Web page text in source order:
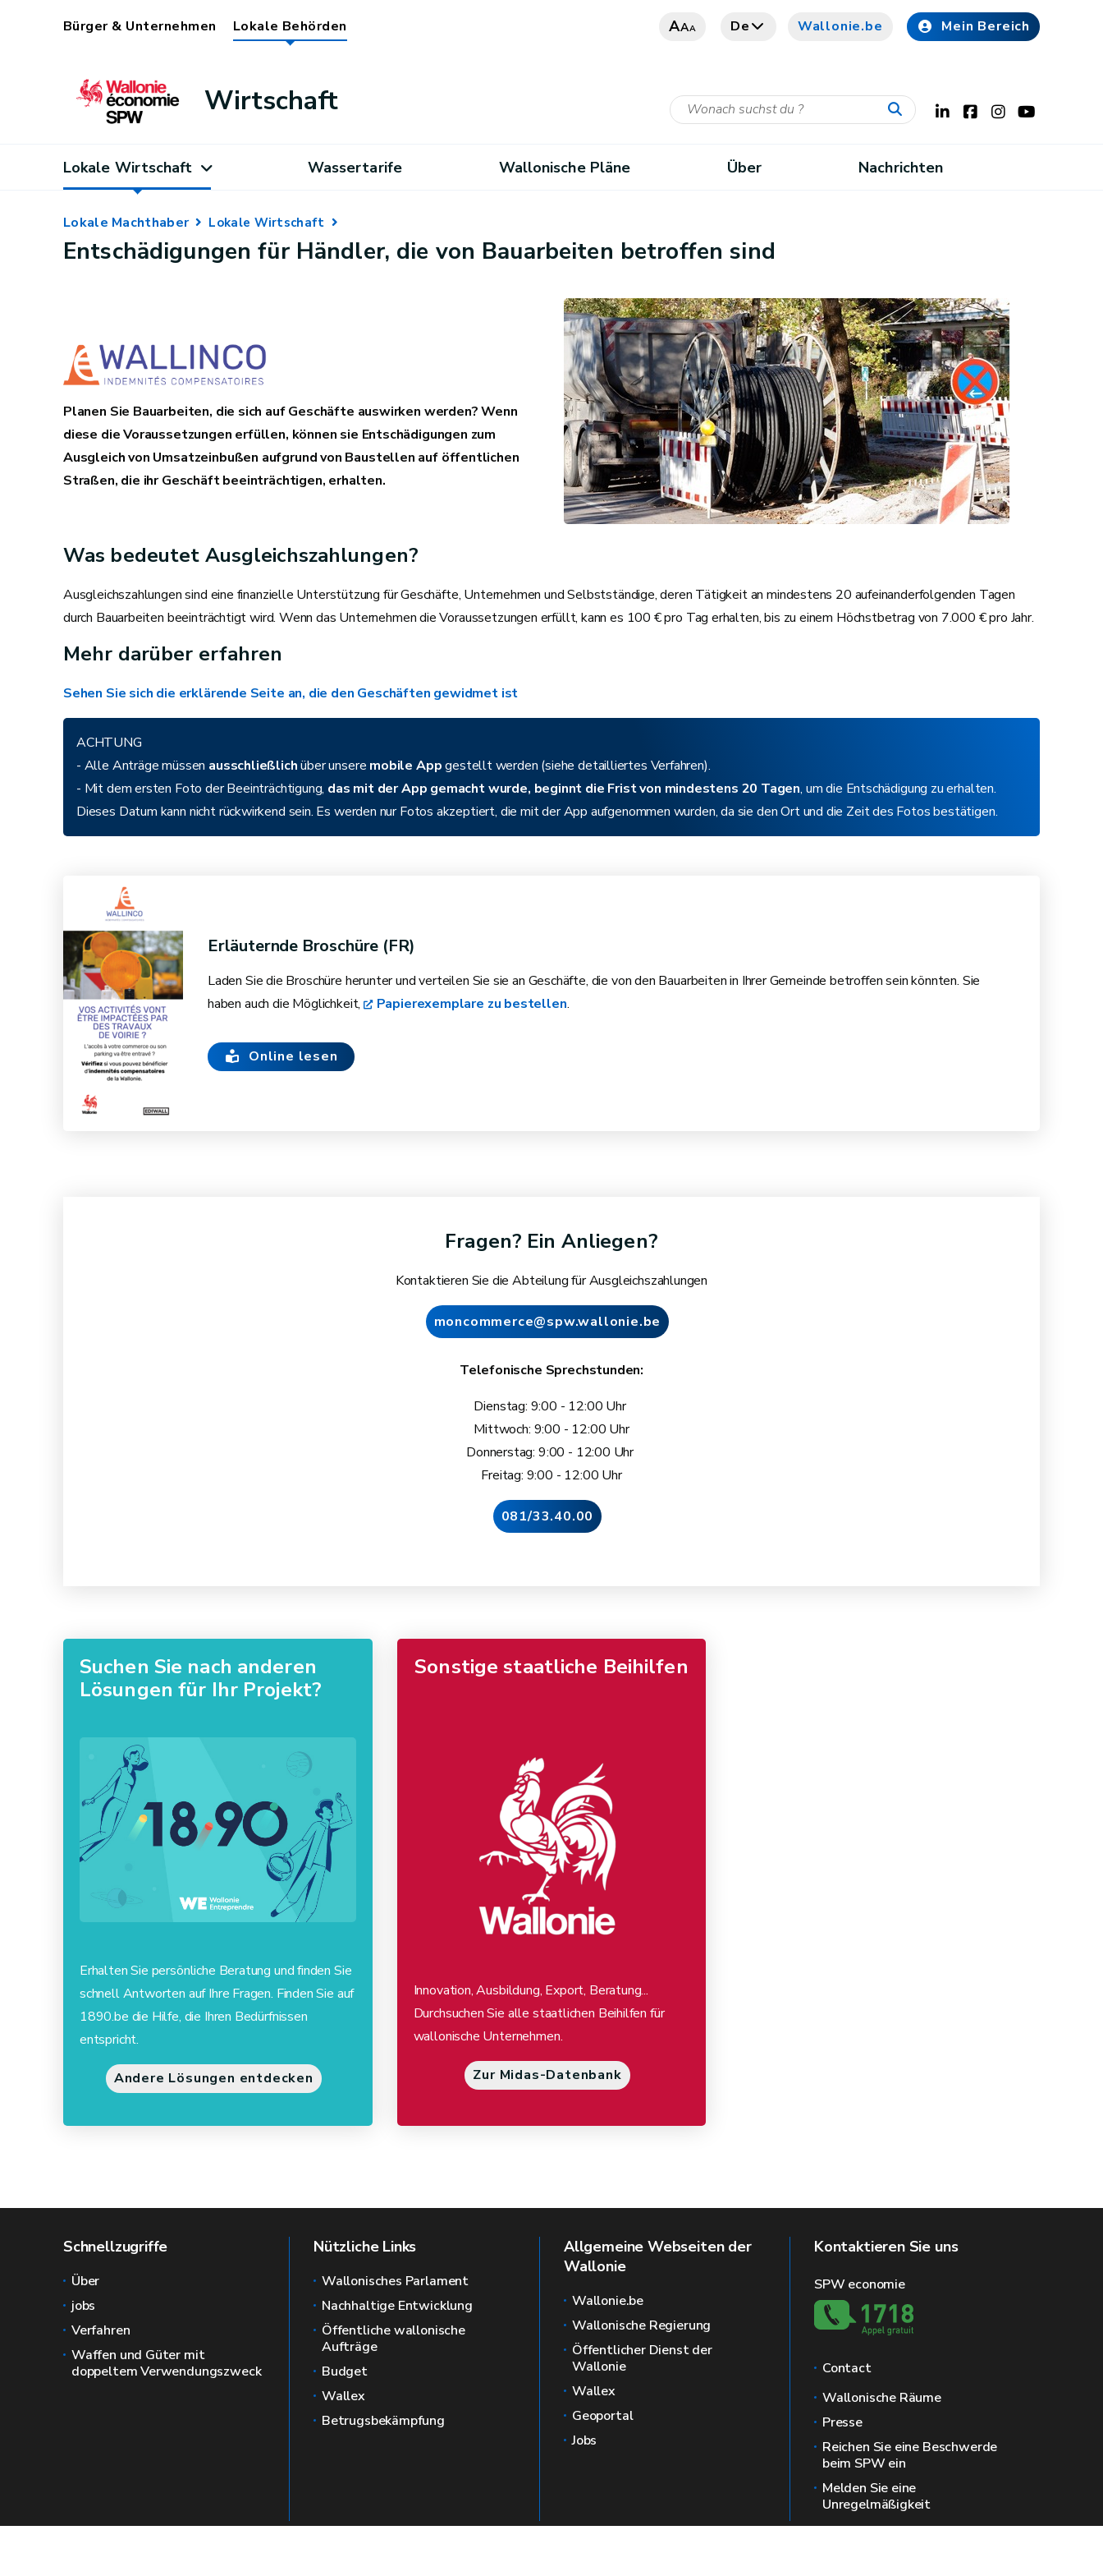
Bürger & Unternehmen Lokale Behörden AAA De Wallonie.be Mein Bereich
Wirtschaft
Lokale Wirtschaft Wassertarife Wallonische Pläne Über Nachrichten
Lokale Machthaber Lokale Wirtschaft
Entschädigungen für Händler, die von Bauarbeiten betroffen sind
Planen Sie Bauarbeiten, die sich auf Geschäfte auswirken werden? Wenn
diese die Voraussetzungen erfüllen, können sie Entschädigungen zum
Ausgleich von Umsatzeinbußen aufgrund von Baustellen auf öffentlichen
Straßen, die ihr Geschäft beeinträchtigen, erhalten.
Was bedeutet Ausgleichszahlungen?
Ausgleichszahlungen sind eine finanzielle Unterstützung für Geschäfte, Unternehmen und Selbstständige, deren Tätigkeit an mindestens 20 aufeinanderfolgenden Tagen
durch Bauarbeiten beeinträchtigt wird. Wenn das Unternehmen die Voraussetzungen erfüllt, kann es 100 € pro Tag erhalten, bis zu einem Höchstbetrag von 7.000 € pro Jahr.
Mehr darüber erfahren
Sehen Sie sich die erklärende Seite an, die den Geschäften gewidmet ist
ACHTUNG
- Alle Anträge müssen ausschließlichüber unsere mobile Appgestellt werden (siehe detailliertes Verfahren).
- Mit dem ersten Foto der Beeinträchtigung, das mit der App gemacht wurde, beginnt die Frist von mindestens 20 Tagen, um die Entschädigung zu erhalten.
Dieses Datum kann nicht rückwirkend sein. Es werden nur Fotos akzeptiert, die mit der App aufgenommen wurden, da sie den Ort und die Zeit des Fotos bestätigen.
Erläuternde Broschüre (FR)
Laden Sie die Broschüre herunter und verteilen Sie sie an Geschäfte, die von den Bauarbeiten in Ihrer Gemeinde betroffen sein könnten. Sie
haben auch die Möglichkeit,
Papierexemplare zu bestellen.
Online lesen
Fragen? Ein Anliegen?
Kontaktieren Sie die Abteilung für Ausgleichszahlungen
moncommerce@spw.wallonie.be
Telefonische Sprechstunden:
Dienstag: 9:00 - 12:00 Uhr
Mittwoch: 9:00 - 12:00 Uhr
Donnerstag: 9:00 - 12:00 Uhr
Freitag: 9:00 - 12:00 Uhr
081/33.40.00
Suchen Sie nach anderen
Lösungen für Ihr Projekt?
Erhalten Sie persönliche Beratung und finden Sie
schnell Antworten auf Ihre Fragen. Finden Sie auf
1890.be die Hilfe, die Ihren Bedürfnissen
entspricht.
Andere Lösungen entdecken
Sonstige staatliche Beihilfen
Innovation, Ausbildung, Export, Beratung...
Durchsuchen Sie alle staatlichen Beihilfen für
wallonische Unternehmen.
Zur Midas-Datenbank
Schnellzugriffe
Über
jobs
Verfahren
Waffen und Güter mit
doppeltem Verwendungszweck
Nützliche Links
Wallonisches Parlament
Nachhaltige Entwicklung
Öffentliche wallonische
Aufträge
Budget
Wallex
Betrugsbekämpfung
Allgemeine Webseiten der
Wallonie
Wallonie.be
Wallonische Regierung
Öffentlicher Dienst der
Wallonie
Wallex
Geoportal
Jobs
Kontaktieren Sie uns
SPW economie
Contact
Wallonische Räume
Presse
Reichen Sie eine Beschwerde
beim SPW ein
Melden Sie eine
Unregelmäßigkeit